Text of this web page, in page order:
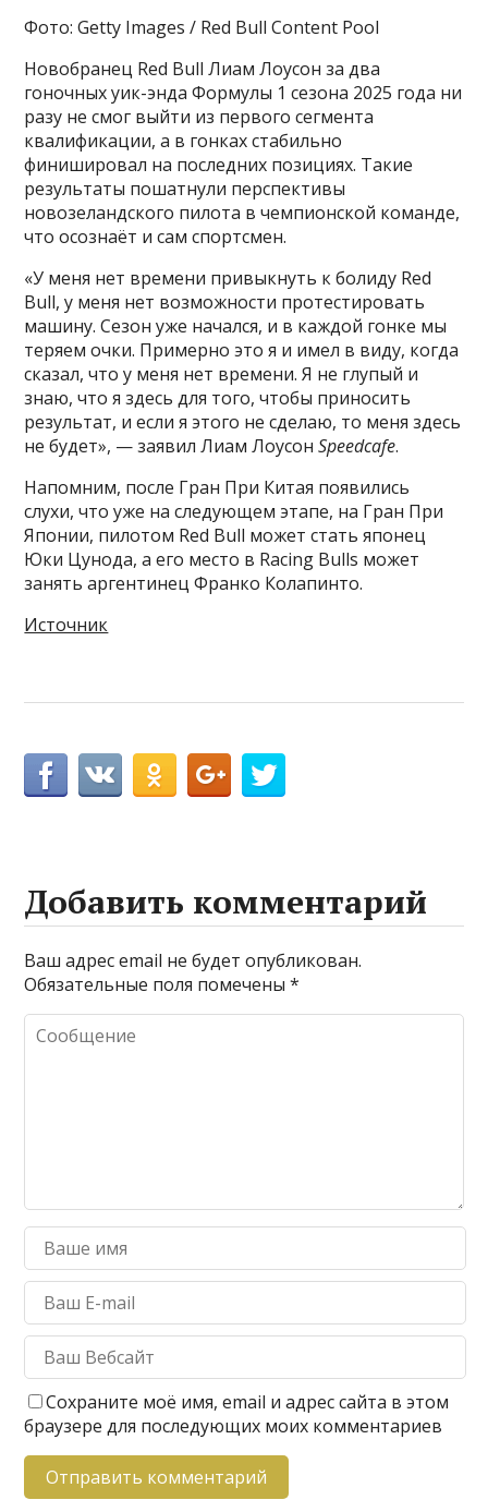
Фото: Getty Images / Red Bull Content Pool
Новобранец Red Bull Лиам Лоусон за два
гоночных уик-энда Формулы 1 сезона 2025 года ни
разу не смог выйти из первого сегмента
квалификации, а в гонках стабильно
финишировал на последних позициях. Такие
результаты пошатнули перспективы
новозеландского пилота в чемпионской команде,
что осознаёт и сам спортсмен.
«У меня нет времени привыкнуть к болиду Red
Bull, у меня нет возможности протестировать
машину. Сезон уже начался, и в каждой гонке мы
теряем очки. Примерно это я и имел в виду, когда
сказал, что у меня нет времени. Я не глупый и
знаю, что я здесь для того, чтобы приносить
результат, и если я этого не сделаю, то меня здесь
не будет», — заявил Лиам ЛоусонSpeedcafe.
Напомним, после Гран При Китая появились
слухи, что уже на следующем этапе, на Гран При
Японии, пилотом Red Bull может стать японец
Юки Цунода, а его место в Racing Bulls может
занять аргентинец Франко Колапинто.
Источник
Добавить комментарий
Ваш адрес email не будет опубликован.
Обязательные поля помечены*
Сохраните моё имя, email и адрес сайта в этом
браузере для последующих моих комментариев